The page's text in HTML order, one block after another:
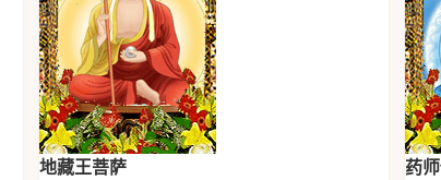
地藏王菩萨
药